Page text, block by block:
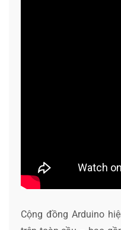
Cộng đồng Arduino